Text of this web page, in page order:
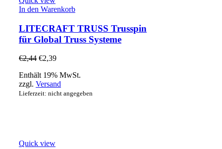
In den Warenkorb
LITECRAFT TRUSS Trusspin
für Global Truss Systeme
€2,44 €2,39
Enthält 19% MwSt.
zzgl. Versand
Lieferzeit: nicht angegeben
Quick view